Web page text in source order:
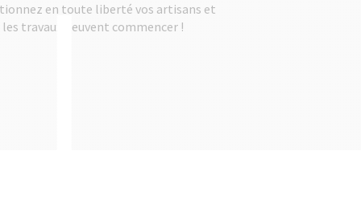
en toute liberté vos artisans et
les travaux peuvent commencer !